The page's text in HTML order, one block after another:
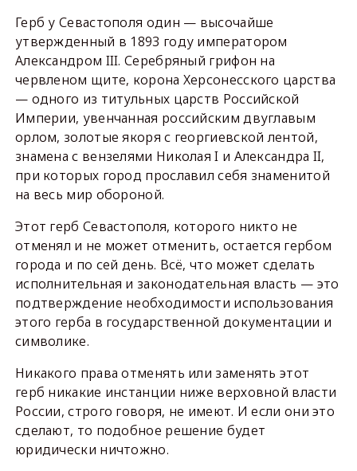
Герб у Севастополя один — высочайше
утвержденный в 1893 году императором
Александром III. Серебряный грифон на
червленом щите, корона Херсонесского царства
— одного из титульных царств Российской
Империи, увенчанная российским двуглавым
орлом, золотые якоря с георгиевской лентой,
знамена с вензелями Николая I и Александра II,
при которых город прославил себя знаменитой
на весь мир обороной.
Этот герб Севастополя, которого никто не
отменял и не может отменить, остается гербом
города и по сей день. Всё, что может сделать
исполнительная и законодательная власть — это
подтверждение необходимости использования
этого герба в государственной документации и
символике.
Никакого права отменять или заменять этот
герб никакие инстанции ниже верховной власти
России, строго говоря, не имеют. И если они это
сделают, то подобное решение будет
юридически ничтожно.